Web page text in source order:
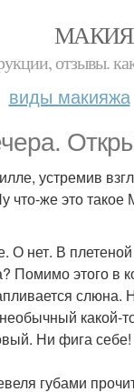
отзывы.
виды макияжа
устремив
что-же это
О нет. В
Помимо этого в
какой-
Ни фига себе!
губами